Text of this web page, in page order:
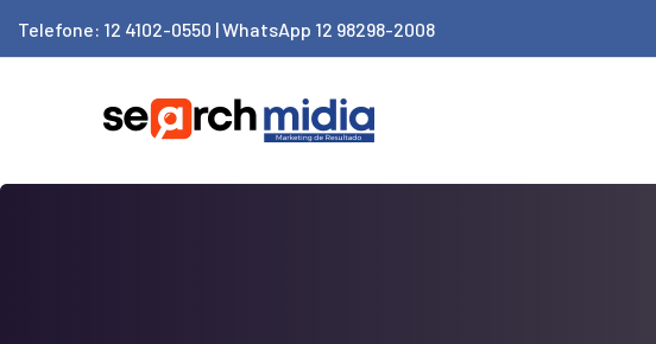
Telefone: 12 4102-0550 | WhatsApp 12 98298-2008